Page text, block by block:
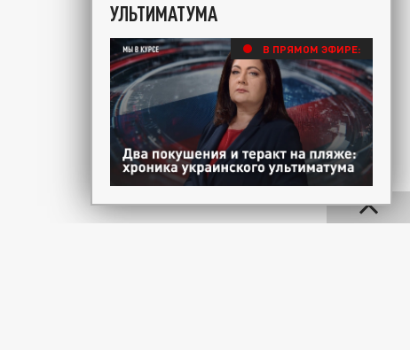
УЛЬТИМАТУМА
В ПРЯМОМ ЭФИРЕ: